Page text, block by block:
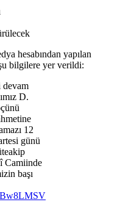
hesabından yapılan
bilgilere yer verildi:
devam
D.
12
günü
Camiinde
başı